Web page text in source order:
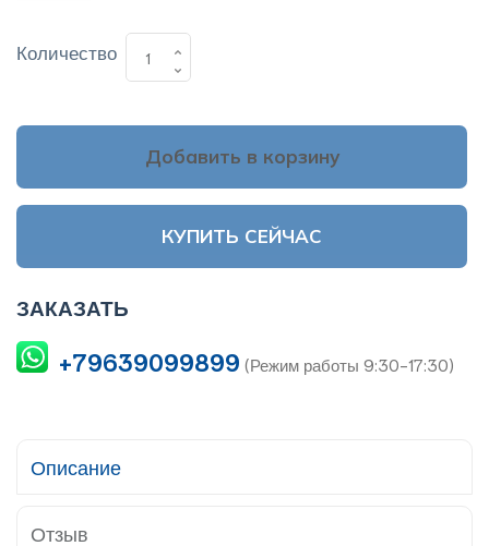
Количество
Добавить в корзину
КУПИТЬ СЕЙЧАС
ЗАКАЗАТЬ
+79639099899 (Режим работы 9:30-17:30)
Описание
Отзыв